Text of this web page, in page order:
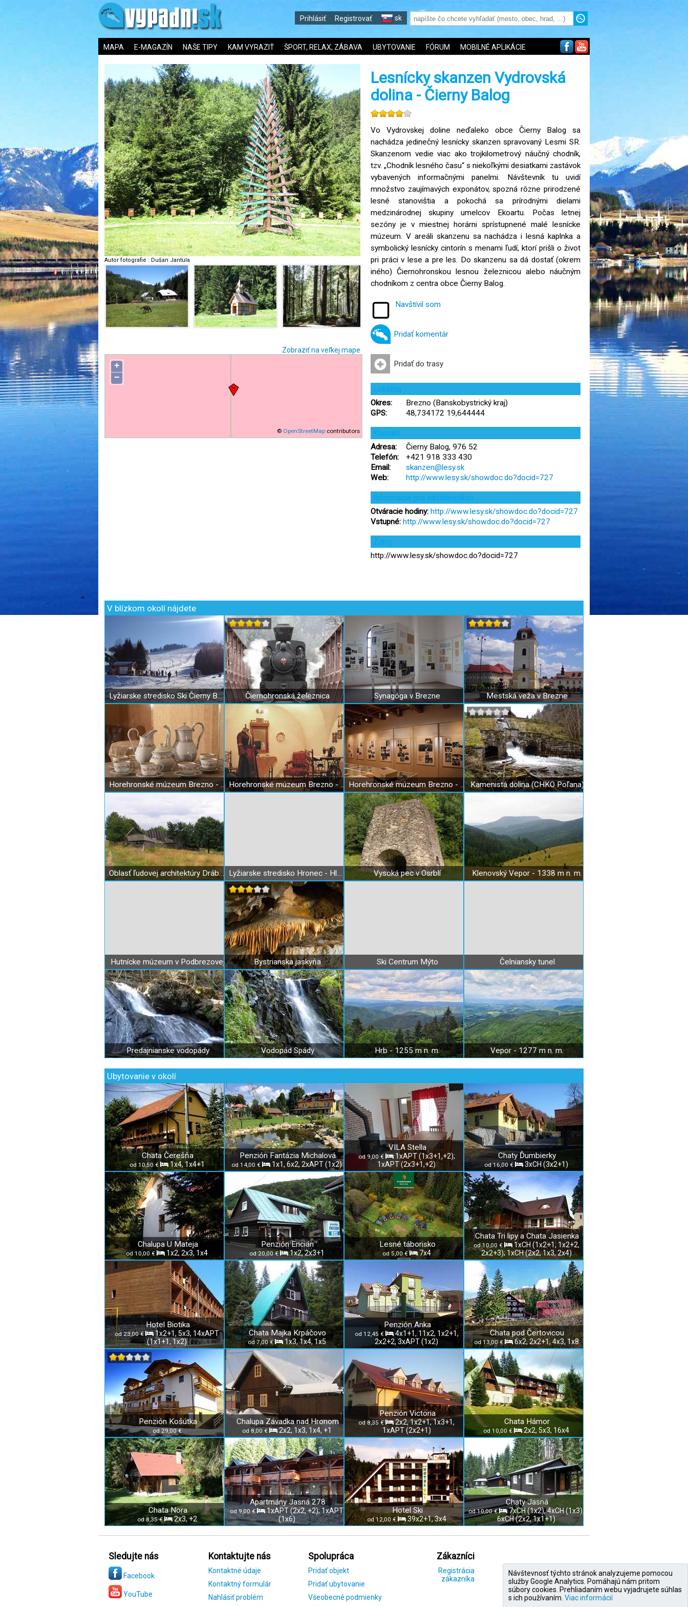
Prihlásiť Registrovať sk
MAPA E-MAGAZÍN NAŠE TIPY KAM VYRAZIŤ ŠPORT, RELAX, ZÁBAVA UBYTOVANIE FÓRUM MOBILNÉ APLIKÁCIE
Autor fotografie : Dušan Jantula
Zobraziť na veľkej mape
+
−
© OpenStreetMap contributors
Lesnícky skanzen Vydrovská
dolina - Čierny Balog
Vo Vydrovskej doline neďaleko obce Čierny Balog sa
nachádza jedinečný lesnícky skanzen spravovaný Lesmi SR.
Skanzenom vedie viac ako trojkilometrový náučný chodník,
tzv. „Chodník lesného času“ s niekoľkými desiatkami zastávok
vybavených informačnými panelmi. Návštevník tu uvidí
množstvo zaujímavých exponátov, spozná rôzne prirodzené
lesné stanovištia a pokochá sa prírodnými dielami
medzinárodnej skupiny umelcov Ekoartu. Počas letnej
sezóny je v miestnej horárni sprístupnené malé lesnícke
múzeum. V areáli skanzenu sa nachádza i lesná kaplnka a
symbolický lesnícky cintorín s menami ľudí, ktorí prišli o život
pri práci v lese a pre les. Do skanzenu sa dá dostať (okrem
iného) Čiernohronskou lesnou železnicou alebo náučným
chodníkom z centra obce Čierny Balog.
Navštívil som
Pridať komentár
Pridať do trasy
Lokalita
Okres:
Brezno (Banskobystrický kraj)
GPS:
48,734172 19,644444
Kontakt
Adresa:
Čierny Balog, 976 52
Telefón:
+421 918 333 430
Email:
skanzen@lesy.sk
Web:
http://www.lesy.sk/showdoc.do?docid=727
Informácie pre návštevníkov
Otváracie hodiny: http://www.lesy.sk/showdoc.do?docid=727
Vstupné: http://www.lesy.sk/showdoc.do?docid=727
Zdroj
http://www.lesy.sk/showdoc.do?docid=727
V blízkom okolí nájdete
Lyžiarske stredisko Ski Čierny Balog Čiernohronská železnica Synagóga v Brezne Mestská veža v Brezne
Horehronské múzeum Brezno - Historická radnica Horehronské múzeum Brezno - Meštiansky dom Horehronské múzeum Brezno - Literárna expozícia Kamenistá dolina (CHKO Poľana)
Oblasť ľudovej architektúry Drábsko - Kysuca Lyžiarske stredisko Hronec - Hlobišov Vysoká pec v Osrblí Klenovský Vepor - 1338 m n. m.
Hutnícke múzeum v Podbrezovej Bystrianska jaskyňa Ski Centrum Mýto Čelniansky tunel
Predajnianske vodopády Vodopád Spády Hrb - 1255 m n. m. Vepor - 1277 m n. m.
Ubytovanie v okolí
Chata Čerešňa
od 10,50 € 1x4, 1x4+1
Penzión Fantázia Michalová
od 14,00 € 1x1, 6x2, 2xAPT (1x2)
VILA Stella
od 9,00 €
1xAPT (1x3+1,+2);
1xAPT (2x3+1,+2)
Chaty Ďumbierky
od 16,00 € 3xCH (3x2+1)
Chalupa U Mateja
od 10,00 € 1x2, 2x3, 1x4
Penzión Encián
od 20,00 € 1x2, 2x3+1
Lesné táborisko
od 5,00 € 7x4
Chata Tri lipy a Chata Jasienka
od 10,00 €
1xCH (1x2+1, 1x2+2,
2x2+3); 1xCH (2x2, 1x3, 2x4)
Hotel Biotika
od 23,00 €
1x2+1, 5x3, 14xAPT
(1x1+1, 1x2)
Chata Majka Krpáčovo
od 7,00 € 1x3, 1x4, 1x5
Penzión Anka
od 12,45 €
4x1+1, 11x2, 1x2+1,
2x2+2, 3xAPT (1x2)
Chata pod Čertovicou
od 13,00 € 6x2, 2x2+1, 4x3, 1x8
Penzión Košútka
od 29,00 €
Chalupa Závadka nad Hronom
od 8,00 € 2x2, 1x3, 1x4, +1
Penzión Victoria
od 8,35 €
2x2, 1x2+1, 1x3+1,
1xAPT (2x2+1)
Chata Hámor
od 10,00 € 2x2, 5x3, 16x4
Chata Nora
od 8,35 € 2x3, +2
Apartmány Jasná 278
od 9,00 €
1xAPT (2x2, +2); 1xAPT
(1x6)
Hotel Ski
od 12,00 € 39x2+1, 3x4
Chaty Jasná
od 10,00 €
7xCH (1x2), 4xCH (1x3),
6xCH (2x2, 1x1+1)
Sledujte nás
Facebook
YouTube
Kontaktujte nás
Kontaktné údaje
Kontaktný formulár
Nahlásiť problém
Spolupráca
Pridať objekt
Pridať ubytovanie
Všeobecné podmienky
Zákazníci
Registrácia
zákazníka
Návštevnosť týchto stránok analyzujeme pomocou
služby Google Analytics. Pomáhajú nám pritom
súbory cookies. Prehliadaním webu vyjadrujete súhlas
s ich používaním. Viac informácií